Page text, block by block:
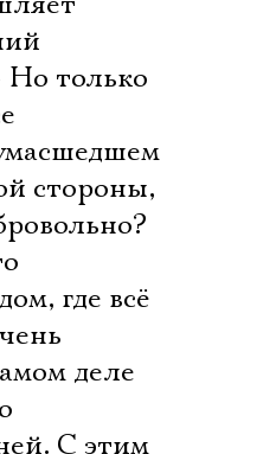
Но только
стороны,
где всё
деле
С этим